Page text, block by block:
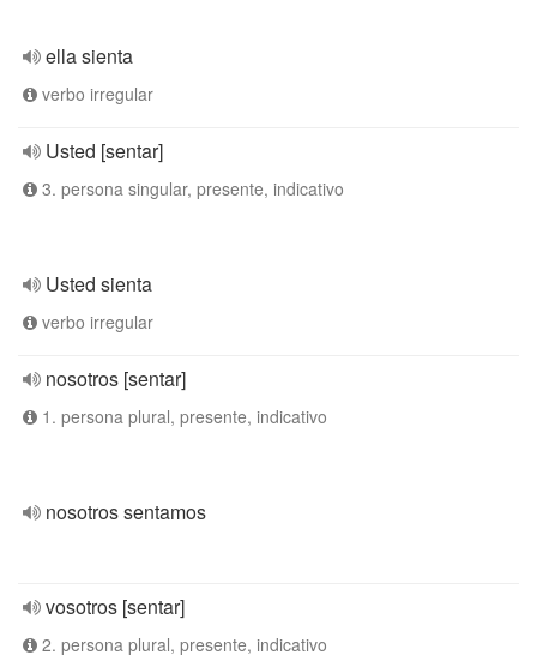
ella sienta
verbo irregular
Usted [sentar]
3. persona singular, presente, indicativo
Usted sienta
verbo irregular
nosotros [sentar]
1. persona plural, presente, indicativo
nosotros sentamos
vosotros [sentar]
2. persona plural, presente, indicativo